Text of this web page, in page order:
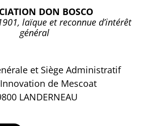
DON BOSCO
laïque et reconnue d’intérêt
général
et Siège Administratif
de Mescoat
LANDERNEAU